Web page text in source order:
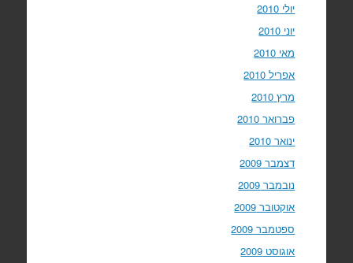
יולי 2010
יוני 2010
מאי 2010
אפריל 2010
מרץ 2010
פברואר 2010
ינואר 2010
דצמבר 2009
נובמבר 2009
אוקטובר 2009
ספטמבר 2009
אוגוסט 2009